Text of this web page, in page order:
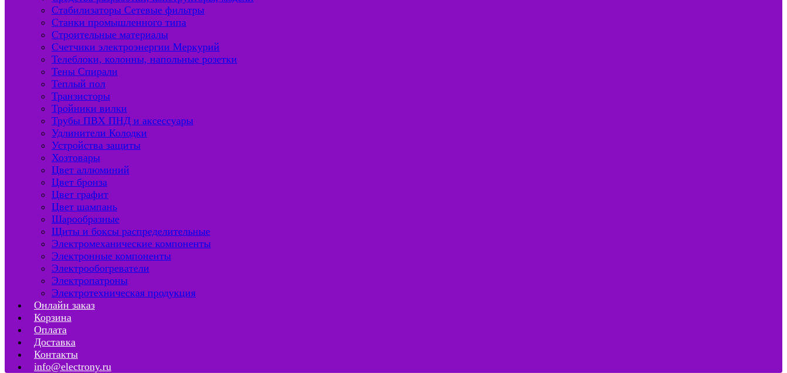
Стабилизаторы Сетевые фильтры
Станки промышленного типа
Строительные материалы
Счетчики электроэнергии Меркурий
Телеблоки, колонны, напольные розетки
Тены Спирали
Теплый пол
Транзисторы
Тройники вилки
Трубы ПВХ ПНД и аксессуары
Удлинители Колодки
Устройства защиты
Хозтовары
Цвет аллюминий
Цвет бронза
Цвет графит
Цвет шампань
Шарообразные
Щиты и боксы распределительные
Электромеханические компоненты
Электронные компоненты
Электрообогреватели
Электропатроны
Электротехническая продукция
Онлайн заказ
Корзина
Оплата
Доставка
Контакты
info@electrony.ru